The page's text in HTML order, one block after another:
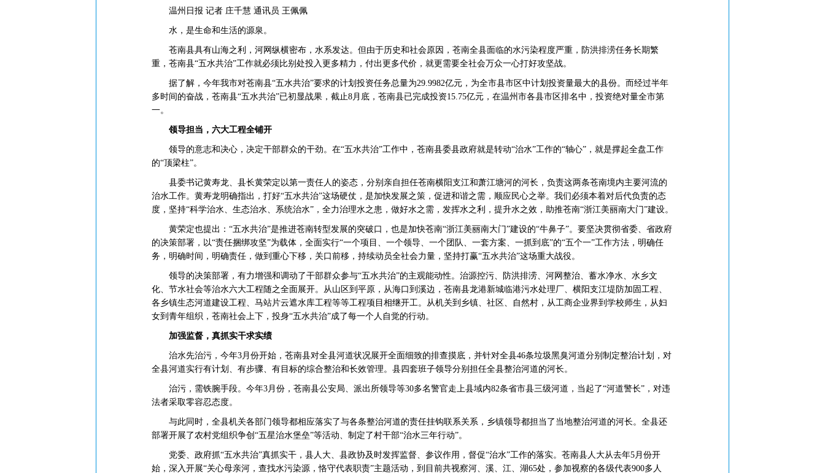
温州日报 记者 庄千慧 通讯员 王佩佩
水，是生命和生活的源泉。
苍南县具有山海之利，河网纵横密布，水系发达。但由于历史和社会原因，苍南全县面临的水污染程度严重，防洪排涝任务长期繁
重，苍南县“五水共治”工作就必须比别处投入更多精力，付出更多代价，就更需要全社会万众一心打好攻坚战。
据了解，今年我市对苍南县“五水共治”要求的计划投资任务总量为29.9982亿元，为全市县市区中计划投资量最大的县份。而经过半年
多时间的奋战，苍南县“五水共治”已初显战果，截止8月底，苍南县已完成投资15.75亿元，在温州市各县市区排名中，投资绝对量全市第
一。
领导担当，六大工程全铺开
领导的意志和决心，决定干部群众的干劲。在“五水共治”工作中，苍南县委县政府就是转动“治水”工作的“轴心”，就是撑起全盘工作
的“顶梁柱”。
县委书记黄寿龙、县长黄荣定以第一责任人的姿态，分别亲自担任苍南横阳支江和萧江塘河的河长，负责这两条苍南境内主要河流的
治水工作。黄寿龙明确指出，打好“五水共治”这场硬仗，是加快发展之策，促进和谐之需，顺应民心之举。我们必须本着对后代负责的态
度，坚持“科学治水、生态治水、系统治水”，全力治理水之患，做好水之需，发挥水之利，提升水之效，助推苍南“浙江美丽南大门”建设。
黄荣定也提出：“五水共治”是推进苍南转型发展的突破口，也是加快苍南“浙江美丽南大门”建设的“牛鼻子”。要坚决贯彻省委、省政府
的决策部署，以“责任捆绑攻坚”为载体，全面实行“一个项目、一个领导、一个团队、一套方案、一抓到底”的“五个一”工作方法，明确任
务，明确时间，明确责任，做到重心下移，关口前移，持续动员全社会力量，坚持打赢“五水共治”这场重大战役。
领导的决策部署，有力增强和调动了干部群众参与“五水共治”的主观能动性。治源控污、防洪排涝、河网整治、蓄水净水、水乡文
化、节水社会等治水六大工程随之全面展开。从山区到平原，从海口到溪边，苍南县龙港新城临港污水处理厂、横阳支江堤防加固工程、
各乡镇生态河道建设工程、马站片云遮水库工程等等工程项目相继开工。从机关到乡镇、社区、自然村，从工商企业界到学校师生，从妇
女到青年组织，苍南社会上下，投身“五水共治”成了每一个人自觉的行动。
加强监督，真抓实干求实绩
治水先治污，今年3月份开始，苍南县对全县河道状况展开全面细致的排查摸底，并针对全县46条垃圾黑臭河道分别制定整治计划，对
全县河道实行有计划、有步骤、有目标的综合整治和长效管理。县四套班子领导分别担任全县整治河道的河长。
治污，需铁腕手段。今年3月份，苍南县公安局、派出所领导等30多名警官走上县域内82条省市县三级河道，当起了“河道警长”，对违
法者采取零容忍态度。
与此同时，全县机关各部门领导都相应落实了与各条整治河道的责任挂钩联系关系，乡镇领导都担当了当地整治河道的河长。全县还
部署开展了农村党组织争创“五星治水堡垒”等活动、制定了村干部“治水三年行动”。
党委、政府抓“五水共治”真抓实干，县人大、县政协及时发挥监督、参议作用，督促“治水”工作的落实。苍南县人大从去年5月份开
始，深入开展“关心母亲河，查找水污染源，恪守代表职责”主题活动，到目前共视察河、溪、江、湖65处，参加视察的各级代表900多人